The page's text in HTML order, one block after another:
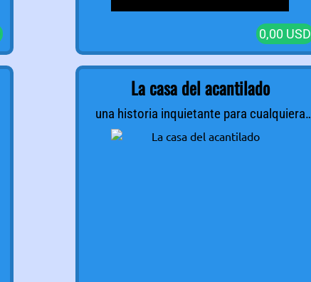
0,00 USD
La casa del acantilado
una historia inquietante para cualquiera
que lo lea